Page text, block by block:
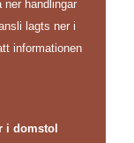
ner handlingar
lagts ner i
informationen
i domstol